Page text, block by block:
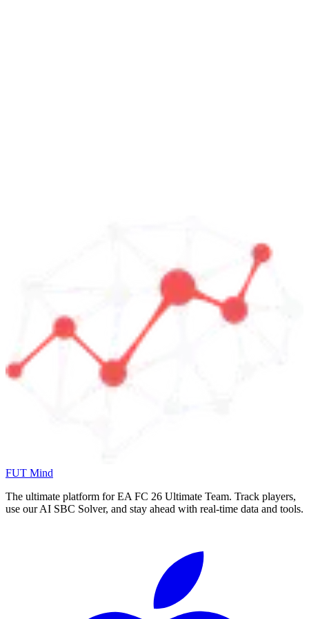
FUT Mind
The ultimate platform for EA FC 26 Ultimate Team. Track players,
use our AI SBC Solver, and stay ahead with real-time data and tools.